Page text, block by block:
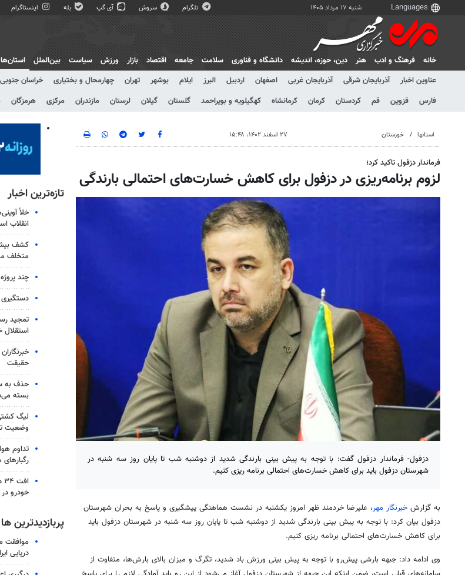
شنبه ۱۷ مرداد ۱۴۰۵ تلگرام سروش آی گپ بله اینستاگرام
خانه فرهنگ و ادب هنر دين، حوزه، انديشه دانشگاه و فناوری سلامت جامعه اقتصاد بازار ورزش سیاست بین‌الملل
استان‌ها
عناوین اخبار
آذربایجان شرقی آذربایجان غربی اصفهان اردبیل البرز ایلام بوشهر تهران چهارمحال و بختیاری خراسان جنوبی
فارس
قزوین قم کردستان کرمان کرمانشاه کهگیلویه و بویراحمد گلستان گیلان لرستان مازندران مرکزی هرمزگان
استانها خوزستان ۲۷ اسفند ۱۴۰۲، ۱۵:۴۸
فرماندار دزفول تاکید کرد؛
لزوم برنامه‌ریزی در دزفول برای کاهش خسارت‌های احتمالی بارندگی
دزفول- فرماندار دزفول گفت: با توجه به پیش بینی بارندگی شدید از دوشنبه شب تا پایان روز سه شنبه در
شهرستان دزفول باید برای کاهش خسارت‌های احتمالی برنامه ریزی کنیم.
به گزارش خبرنگار مهر، علیرضا خردمند ظهر امروز یکشنبه در نشست هماهنگی پیشگیری و پاسخ به بحران شهرستان
دزفول بیان کرد: با توجه به پیش بینی بارندگی شدید از دوشنبه شب تا پایان روز سه شنبه در شهرستان دزفول باید
برای کاهش خسارت‌های احتمالی برنامه ریزی کنیم.
وی ادامه داد: جبهه بارشی پیش‌رو با توجه به پیش بینی ورزش باد شدید، تگرگ و میزان بالای بارش‌ها، متفاوت از
تازه‌ترین اخبار
خلأ
انقلاب
متخلف
چند
دستگیری
تمجید
استقلال
حقیقت
حذف به
بسته
لیگ
وضعیت
تداوم
خودرو
پربازدیدترین ها
موافقت
دریایی